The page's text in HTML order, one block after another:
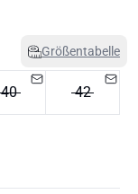
Größentabelle
40 42